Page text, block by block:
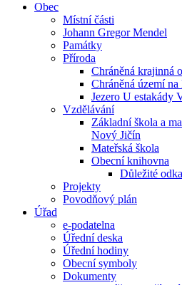
Obec
Místní části
Johann Gregor Mendel
Památky
Příroda
Chráněná krajinná
Chráněná území na
Jezero U estakády
Vzdělávání
Základní škola a
Nový Jičín
Mateřská škola
Obecní knihovna
Důležité
Projekty
Povodňový plán
Úřad
e-podatelna
Úřední deska
Úřední hodiny
Obecní symboly
Dokumenty